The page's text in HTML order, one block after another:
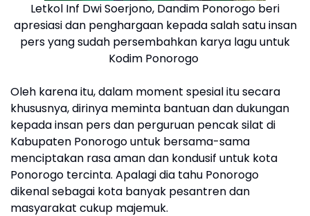
Letkol Inf Dwi Soerjono, Dandim Ponorogo beri
apresiasi dan penghargaan kepada salah satu insan
pers yang sudah persembahkan karya lagu untuk
Kodim Ponorogo
Oleh karena itu, dalam moment spesial itu secara
khususnya, dirinya meminta bantuan dan dukungan
kepada insan pers dan perguruan pencak silat di
Kabupaten Ponorogo untuk bersama-sama
menciptakan rasa aman dan kondusif untuk kota
Ponorogo tercinta. Apalagi dia tahu Ponorogo
dikenal sebagai kota banyak pesantren dan
masyarakat cukup majemuk.